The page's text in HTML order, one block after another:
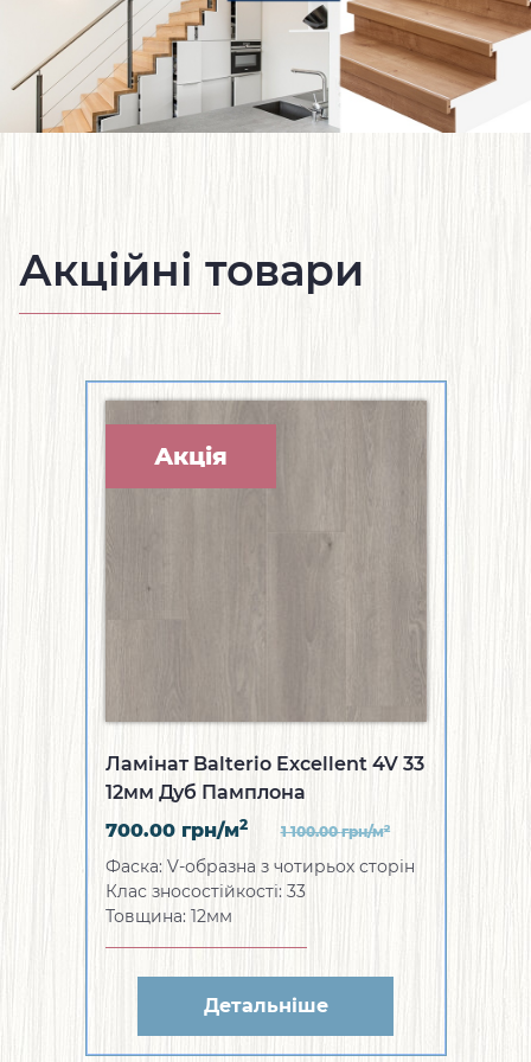
Акційні товари
Акція
Ламінат Balterio Excellent 4V 33
12мм Дуб Памплона
700.00 грн/м2 1 100.00грн/м2
Фаска: V-образна з чотирьох сторін
Клас зносостійкості: 33
Товщина: 12мм
Детальніше